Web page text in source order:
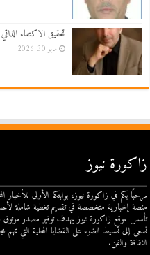
تحقيق الاكتفاء الذاتي
مايو 30, 2026
زاكورة نيوز
مرحبًا بكم في زاكورة نيوز، بوابتكم الأولى
منصة إخبارية متخصصة في تقديم تغطية شاملة
تأسس موقع زاكورة نيوز بهدف توفير مصدر موثوق
نسعى إلى تسليط الضوء على القضايا المحلية التي
الثقافة والفن.